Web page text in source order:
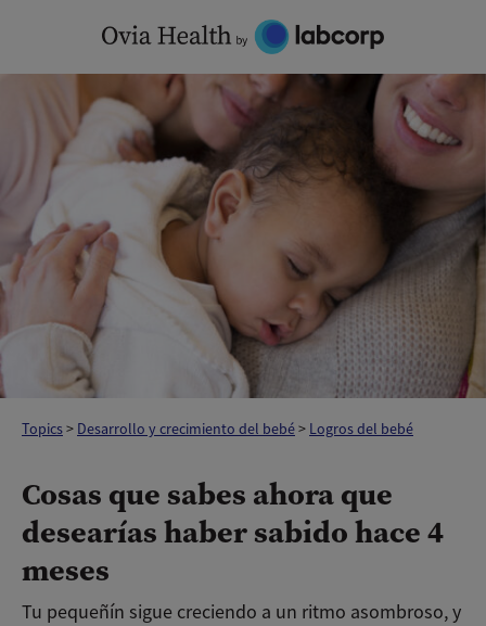
content
Topics> Desarrollo y crecimiento del bebé> Logros del bebé
Cosas que sabes ahora que
desearías haber sabido hace 4
meses
Tu pequeñín sigue creciendo a un ritmo asombroso, y